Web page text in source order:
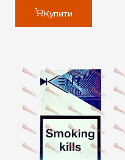
Купити